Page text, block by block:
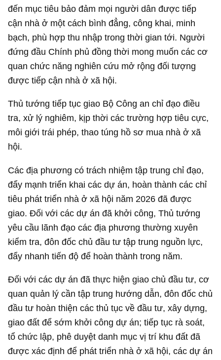
đến mục tiêu bảo đảm mọi người dân được tiếp
cận nhà ở một cách bình đẳng, công khai, minh
bạch, phù hợp thu nhập trong thời gian tới. Người
đứng đầu Chính phủ đồng thời mong muốn các cơ
quan chức năng nghiên cứu mở rộng đối tượng
được tiếp cận nhà ở xã hội.
Thủ tướng tiếp tục giao Bộ Công an chỉ đạo điều
tra, xử lý nghiêm, kịp thời các trường hợp tiêu cực,
môi giới trái phép, thao túng hồ sơ mua nhà ở xã
hội.
Các địa phương có trách nhiệm tập trung chỉ đạo,
đẩy mạnh triển khai các dự án, hoàn thành các chỉ
tiêu phát triển nhà ở xã hội năm 2026 đã được
giao. Đối với các dự án đã khởi công, Thủ tướng
yêu cầu lãnh đạo các địa phương thường xuyên
kiểm tra, đôn đốc chủ đầu tư tập trung nguồn lực,
đẩy nhanh tiến độ để hoàn thành trong năm.
Đối với các dự án đã thực hiện giao chủ đầu tư, cơ
quan quản lý cần tập trung hướng dẫn, đôn đốc chủ
đầu tư hoàn thiện các thủ tục về đầu tư, xây dựng,
giao đất để sớm khởi công dự án; tiếp tục rà soát,
tổ chức lập, phê duyệt danh mục vị trí khu đất đã
được xác định để phát triển nhà ở xã hội, các dự án